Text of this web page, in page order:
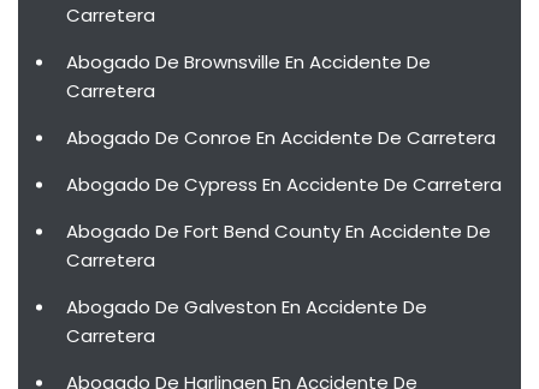
Carretera
Abogado De Brownsville En Accidente De
Carretera
Abogado De Conroe En Accidente De Carretera
Abogado De Cypress En Accidente De Carretera
Abogado De Fort Bend County En Accidente De
Carretera
Abogado De Galveston En Accidente De
Carretera
Abogado De Harlingen En Accidente De